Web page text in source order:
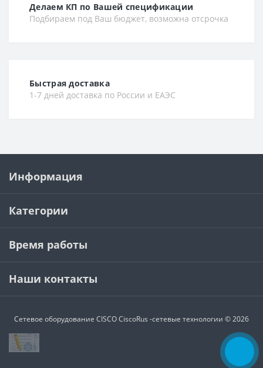
Делаем КП по Вашей спецификации
Подбираем под Ваш бюджет, возможна отсрочка
Быстрая доставка
1-7 дней доставка по России и ЕАЭС
Информация
Категории
Время работы
Наши контакты
Сетевое оборудование CISCOCiscoRus -сетевые технологии © 2026